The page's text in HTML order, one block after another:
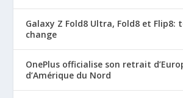
Galaxy Z Fold8 Ultra, Fold8 et Flip8:
change
OnePlus officialise son retrait
d’Amérique du Nord